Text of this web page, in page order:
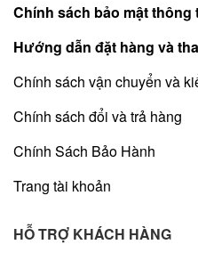
Chính sách bảo mật thông
Hướng dẫn đặt hàng và
Chính sách vận chuyển và
Chính sách đổi và trả hàng
Chính Sách Bảo Hành
Trang tài khoản
HỖ TRỢ KHÁCH HÀNG